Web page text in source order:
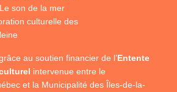
son de la mer
culturelle des
au soutien financier de l’Entente
intervenue entre le
et la Municipalité des Îles-de-la-